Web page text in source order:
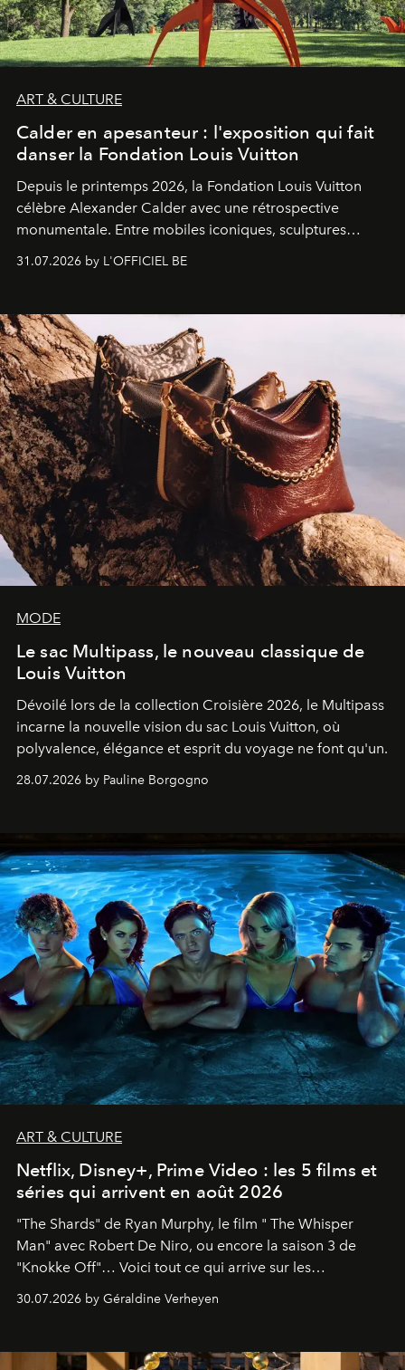
ART & CULTURE
Calder en apesanteur : l'exposition qui fait
danser la Fondation Louis Vuitton
Depuis le printemps 2026, la Fondation Louis Vuitton
célèbre Alexander Calder avec une rétrospective
monumentale. Entre mobiles iconiques, sculptures
américain investit les espaces imaginés par Frank Gehry
sculpture.
31.07.2026 by L'OFFICIEL BE
MODE
Le sac Multipass, le nouveau classique de
Louis Vuitton
Dévoilé lors de la collection Croisière 2026, le Multipass
incarne la nouvelle vision du sac Louis Vuitton, où
polyvalence, élégance et esprit du voyage ne font qu'un.
28.07.2026 by Pauline Borgogno
ART & CULTURE
Netflix, Disney+, Prime Video : les 5 films et
séries qui arrivent en août 2026
"The Shards" de Ryan Murphy, le film " The Whisper
Man" avec Robert De Niro, ou encore la saison 3 de
"Knokke Off"… Voici tout ce qui arrive sur les
30.07.2026 by Géraldine Verheyen